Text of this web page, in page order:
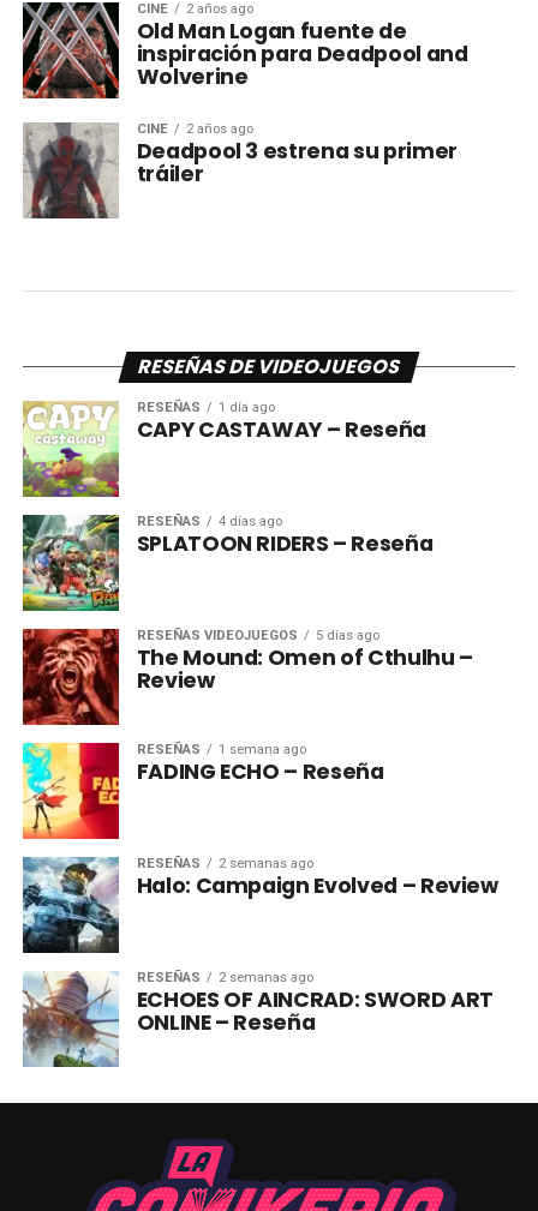
CINE 2 años ago
Old Man Logan fuente de
inspiración para Deadpool and
Wolverine
CINE 2 años ago
Deadpool 3 estrena su primer
tráiler
RESEÑAS DE VIDEOJUEGOS
RESEÑAS 1 día ago
CAPY CASTAWAY – Reseña
RESEÑAS 4 días ago
SPLATOON RIDERS – Reseña
RESEÑAS VIDEOJUEGOS 5 días ago
The Mound: Omen of Cthulhu –
Review
RESEÑAS 1 semana ago
FADING ECHO – Reseña
RESEÑAS 2 semanas ago
Halo: Campaign Evolved – Review
RESEÑAS 2 semanas ago
ECHOES OF AINCRAD: SWORD ART
ONLINE – Reseña